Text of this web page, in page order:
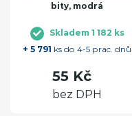
bity, modrá
Skladem 1 182 ks
+ 5 791 ks do 4-5 prac. dnů
55 Kč
bez DPH